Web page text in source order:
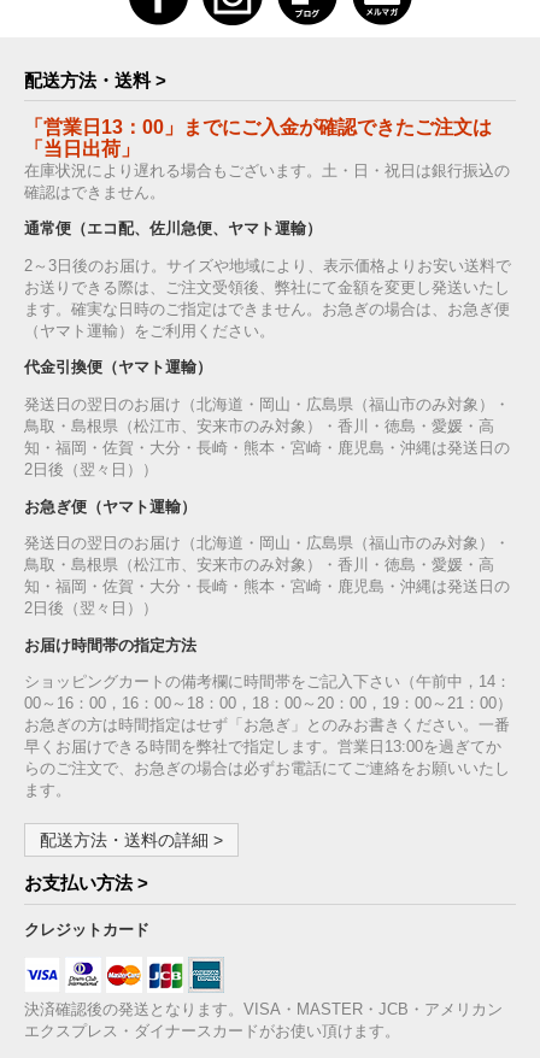
配送方法・送料 >
「営業日13：00」までにご入金が確認できたご注文は
「当日出荷」
在庫状況により遅れる場合もございます。土・日・祝日は銀行振込の
確認はできません。
通常便（エコ配、佐川急便、ヤマト運輸）
2～3日後のお届け。サイズや地域により、表示価格よりお安い送料で
お送りできる際は、ご注文受領後、弊社にて金額を変更し発送いたし
ます。確実な日時のご指定はできません。お急ぎの場合は、お急ぎ便
（ヤマト運輸）をご利用ください。
代金引換便（ヤマト運輸）
発送日の翌日のお届け（北海道・岡山・広島県（福山市のみ対象）・
鳥取・島根県（松江市、安来市のみ対象）・香川・徳島・愛媛・高
知・福岡・佐賀・大分・長崎・熊本・宮崎・鹿児島・沖縄は発送日の
2日後（翌々日））
お急ぎ便（ヤマト運輸）
発送日の翌日のお届け（北海道・岡山・広島県（福山市のみ対象）・
鳥取・島根県（松江市、安来市のみ対象）・香川・徳島・愛媛・高
知・福岡・佐賀・大分・長崎・熊本・宮崎・鹿児島・沖縄は発送日の
2日後（翌々日））
お届け時間帯の指定方法
ショッピングカートの備考欄に時間帯をご記入下さい（午前中，14：
00～16：00，16：00～18：00，18：00～20：00，19：00～21：00）
お急ぎの方は時間指定はせず「お急ぎ」とのみお書きください。一番
早くお届けできる時間を弊社で指定します。営業日13:00を過ぎてか
らのご注文で、お急ぎの場合は必ずお電話にてご連絡をお願いいたし
ます。
配送方法・送料の詳細 >
お支払い方法 >
クレジットカード
決済確認後の発送となります。VISA・MASTER・JCB・アメリカン
エクスプレス・ダイナースカードがお使い頂けます。